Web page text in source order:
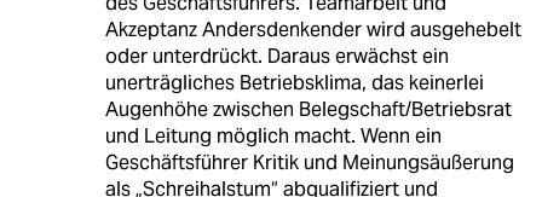
Akzeptanz Andersdenkender wird ausgehebelt
oder unterdrückt. Daraus erwächst ein
unerträgliches Betriebsklima, das keinerlei
Augenhöhe zwischen Belegschaft/Betriebsrat
und Leitung möglich macht. Wenn ein
Geschäftsführer Kritik und Meinungsäußerung
als „Schreihalstum“ abqualifiziert und